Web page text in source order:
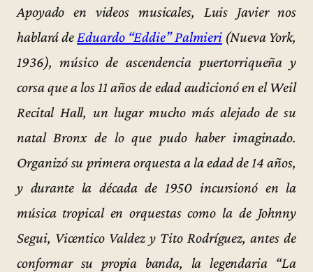
Apoyado en videos musicales, Luis Javier nos
hablará deEduardo “Eddie” Palmieri (Nueva York,
1936), músico de ascendencia puertorriqueña y
corsa que a los 11 años de edad audicionó en el Weil
Recital Hall, un lugar mucho más alejado de su
natal Bronx de lo que pudo haber imaginado.
Organizó su primera orquesta a la edad de 14 años,
y durante la década de 1950 incursionó en la
música tropical en orquestas como la de Johnny
Segui, Vicentico Valdez y Tito Rodríguez, antes de
conformar su propia banda, la legendaria “La